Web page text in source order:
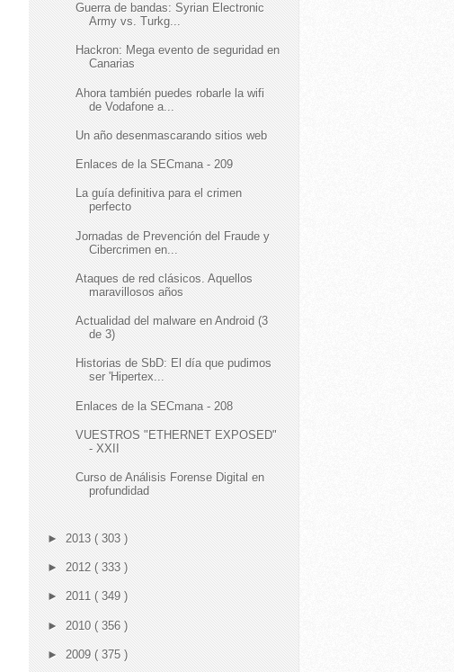
Guerra de bandas: Syrian Electronic
Army vs. Turkg...
Hackron: Mega evento de seguridad en
Canarias
Ahora también puedes robarle la wifi
de Vodafone a...
Un año desenmascarando sitios web
Enlaces de la SECmana - 209
La guía definitiva para el crimen
perfecto
Jornadas de Prevención del Fraude y
Cibercrimen en...
Ataques de red clásicos. Aquellos
maravillosos años
Actualidad del malware en Android (3
de 3)
Historias de SbD: El día que pudimos
ser 'Hipertex...
Enlaces de la SECmana - 208
VUESTROS "ETHERNET EXPOSED"
- XXII
Curso de Análisis Forense Digital en
profundidad
► 2013 ( 303 )
► 2012 ( 333 )
► 2011 ( 349 )
► 2010 ( 356 )
► 2009 ( 375 )